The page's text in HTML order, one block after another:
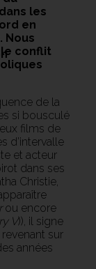
les
en
Nous
le conflit
de la
si bousculé
films de
d’intervalle
et acteur
dans ses
Christie,
ou encore
V)), il signe
sur
années